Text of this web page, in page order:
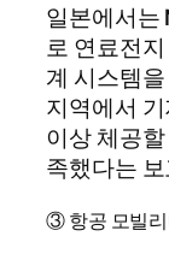
일본에서는
로 연료전
계 시스템
지역에서
이상 체공
족했다는
③ 항공 모빌